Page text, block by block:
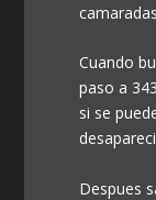
Cuando
paso a
si se
Despues